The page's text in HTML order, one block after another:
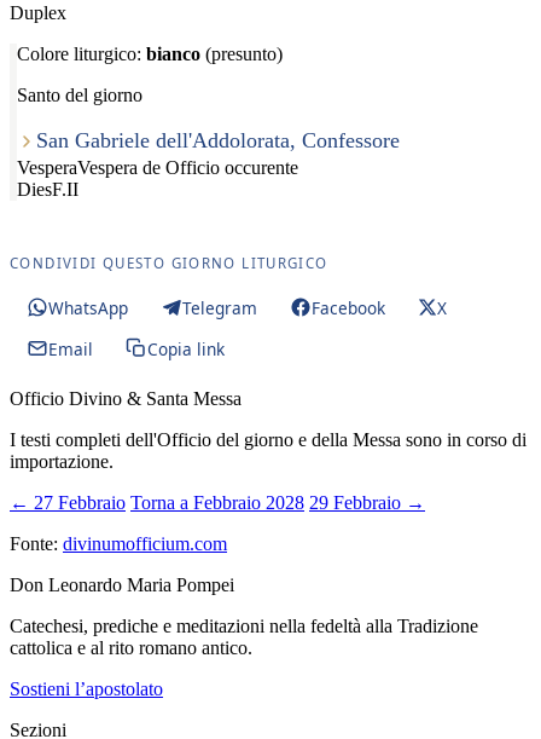
Duplex
Colore liturgico: bianco (presunto)
Santo del giorno
San Gabriele dell'Addolorata, Confessore
VesperaVespera de Officio occurente
DiesF.II
CONDIVIDI QUESTO GIORNO LITURGICO
WhatsApp Telegram Facebook
X
Email
Copia link
Officio Divino & Santa Messa
I testi completi dell'Officio del giorno e della Messa sono in corso di
importazione.
← 27 Febbraio Torna a Febbraio 2028 29 Febbraio →
Fonte: divinumofficium.com
Don Leonardo Maria Pompei
Catechesi, prediche e meditazioni nella fedeltà alla Tradizione
cattolica e al rito romano antico.
Sostieni l’apostolato
Sezioni